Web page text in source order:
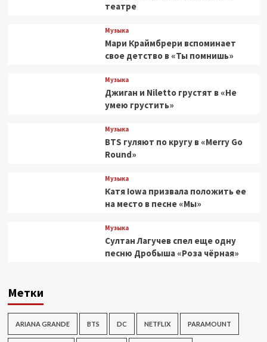
театре
Музыка
Мари Краймбрери вспоминает
свое детство в «Ты помнишь»
Музыка
Джиган и Niletto грустят в «Не
умею грустить»
Музыка
BTS гуляют по кругу в «Merry Go
Round»
Музыка
Катя Iowa призвала положить ее
на место в песне «Мы»
Музыка
Султан Лагучев спел еще одну
песню Дробыша «Роза чёрная»
Метки
ARIANA GRANDE BTS DC NETFLIX PARAMOUNT